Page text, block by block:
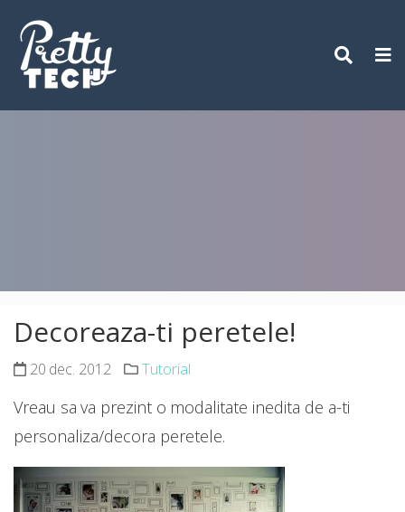
content
Decoreaza-ti peretele!
20 dec. 2012 Tutorial
Vreau sa va prezint o modalitate inedita de a-ti
personaliza/decora peretele.